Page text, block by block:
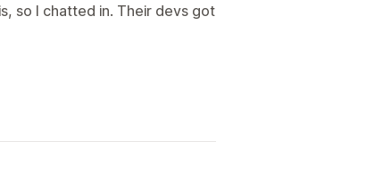
so I chatted in. Their devs got